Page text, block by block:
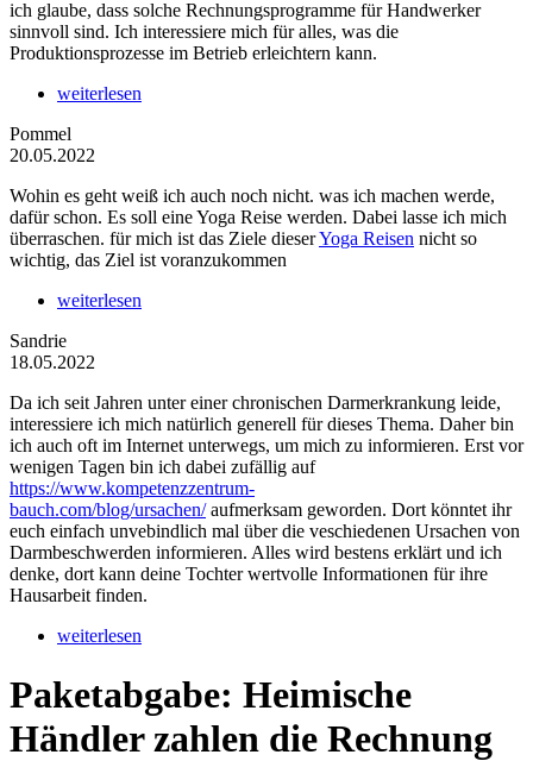
ich glaube, dass solche Rechnungsprogramme für Handwerker
sinnvoll sind. Ich interessiere mich für alles, was die
Produktionsprozesse im Betrieb erleichtern kann.
weiterlesen
Pommel
20.05.2022
Wohin es geht weiß ich auch noch nicht. was ich machen werde,
dafür schon. Es soll eine Yoga Reise werden. Dabei lasse ich mich
überraschen. für mich ist das Ziele dieserYoga Reisen nicht so
wichtig, das Ziel ist voranzukommen
weiterlesen
Sandrie
18.05.2022
Da ich seit Jahren unter einer chronischen Darmerkrankung leide,
interessiere ich mich natürlich generell für dieses Thema. Daher bin
ich auch oft im Internet unterwegs, um mich zu informieren. Erst vor
wenigen Tagen bin ich dabei zufällig auf
https://www.kompetenzzentrum-
bauch.com/blog/ursachen/aufmerksam geworden. Dort könntet ihr
euch einfach unvebindlich mal über die veschiedenen Ursachen von
Darmbeschwerden informieren. Alles wird bestens erklärt und ich
denke, dort kann deine Tochter wertvolle Informationen für ihre
Hausarbeit finden.
weiterlesen
Paketabgabe: Heimische
Händler zahlen die Rechnung